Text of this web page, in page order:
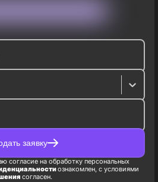
заявку
согласие на обработку персональных
ознакомлен, с условиями
согласен.